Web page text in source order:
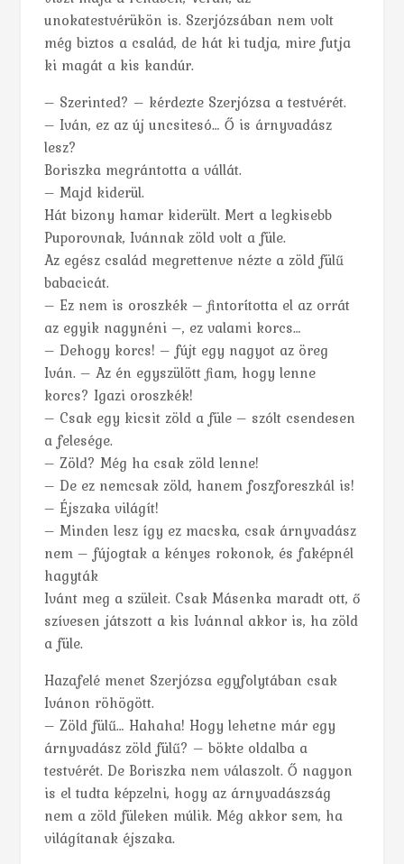
unokatestvérükön is. Szerjózsában nem volt
még biztos a család, de hát ki tudja, mire futja
ki magát a kis kandúr.
– Szerinted? – kérdezte Szerjózsa a testvérét.
– Iván, ez az új uncsitesó… Ő is árnyvadász
lesz?
Boriszka megrántotta a vállát.
– Majd kiderül.
Hát bizony hamar kiderült. Mert a legkisebb
Puporovnak, Ivánnak zöld volt a füle.
Az egész család megrettenve nézte a zöld fülű
babacicát.
– Ez nem is oroszkék – fintorította el az orrát
az egyik nagynéni –, ez valami korcs…
– Dehogy korcs! – fújt egy nagyot az öreg
Iván. – Az én egyszülött fiam, hogy lenne
korcs? Igazi oroszkék!
– Csak egy kicsit zöld a füle – szólt csendesen
a felesége.
– Zöld? Még ha csak zöld lenne!
– De ez nemcsak zöld, hanem foszforeszkál is!
– Éjszaka világít!
– Minden lesz így ez macska, csak árnyvadász
nem – fújogtak a kényes rokonok, és faképnél
hagyták
Ivánt meg a szüleit. Csak Másenka maradt ott, ő
szívesen játszott a kis Ivánnal akkor is, ha zöld
a füle.
Hazafelé menet Szerjózsa egyfolytában csak
Ivánon röhögött.
– Zöld fülű… Hahaha! Hogy lehetne már egy
árnyvadász zöld fülű? – bökte oldalba a
testvérét. De Boriszka nem válaszolt. Ő nagyon
is el tudta képzelni, hogy az árnyvadászság
nem a zöld füleken múlik. Még akkor sem, ha
világítanak éjszaka.